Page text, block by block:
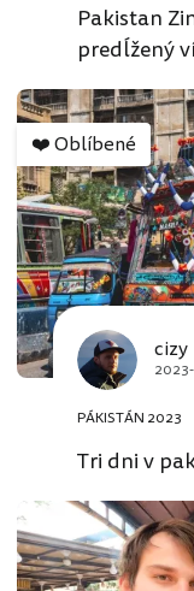
Pakistan
predĺžený
cizy
PÁKISTÁN 2023
Tri dni v
❤️Oblíbené